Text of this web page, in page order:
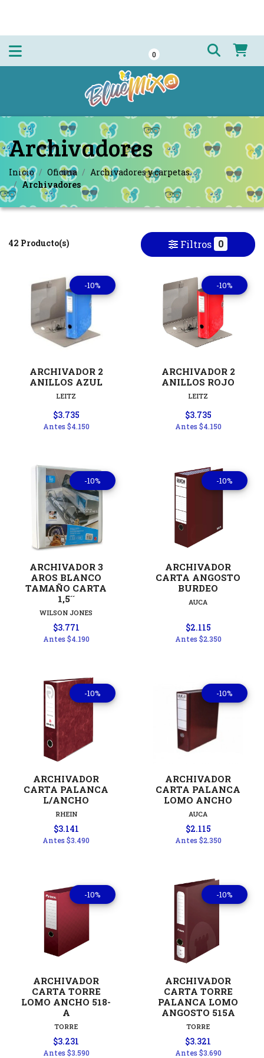
0
Archivadores
Inicio Oficina
Archivadores y carpetas
Archivadores
42 Producto(s) Filtros 0
-10%
ARCHIVADOR 2
ANILLOS AZUL
LEITZ
$3.735
Antes$4.150
-10%
ARCHIVADOR 2
ANILLOS ROJO
LEITZ
$3.735
Antes$4.150
-10%
ARCHIVADOR 3
AROS BLANCO
TAMAÑO CARTA
1,5´´
WILSON JONES
$3.771
Antes$4.190
-10%
ARCHIVADOR
CARTA ANGOSTO
BURDEO
AUCA
$2.115
Antes$2.350
-10%
ARCHIVADOR
CARTA PALANCA
L/ANCHO
RHEIN
$3.141
Antes$3.490
-10%
ARCHIVADOR
CARTA PALANCA
LOMO ANCHO
AUCA
$2.115
Antes$2.350
-10%
ARCHIVADOR
CARTA TORRE
LOMO ANCHO 518-
A
TORRE
$3.231
Antes$3.590
-10%
ARCHIVADOR
CARTA TORRE
PALANCA LOMO
ANGOSTO 515A
TORRE
$3.321
Antes$3.690